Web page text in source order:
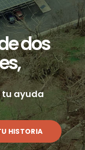
dos
tu ayuda
HISTORIA